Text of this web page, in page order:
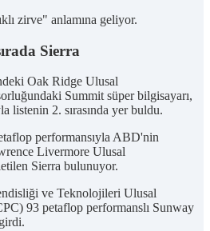
zirve" anlamına geliyor.
Sierra
Oak Ridge Ulusal
Summit süper bilgisayarı,
listenin 2. sırasında yer buldu.
performansıyla ABD'nin
Livermore Ulusal
Sierra bulunuyor.
ve Teknolojileri Ulusal
93 petaflop performanslı Sunway